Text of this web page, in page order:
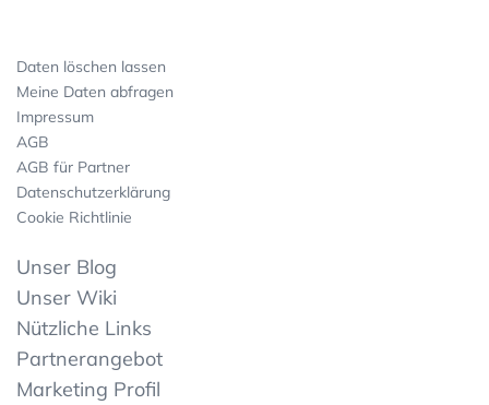
Daten löschen lassen
Meine Daten abfragen
Impressum
AGB
AGB für Partner
Datenschutzerklärung
Cookie Richtlinie
Unser Blog
Unser Wiki
Nützliche Links
Partnerangebot
Marketing Profil